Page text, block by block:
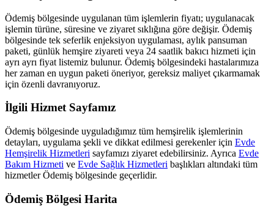
Ödemiş bölgesinde uygulanan tüm işlemlerin fiyatı; uygulanacak
işlemin türüne, süresine ve ziyaret sıklığına göre değişir. Ödemiş
bölgesinde tek seferlik enjeksiyon uygulaması, aylık pansuman
paketi, günlük hemşire ziyareti veya 24 saatlik bakıcı hizmeti için
ayrı ayrı fiyat listemiz bulunur. Ödemiş bölgesindeki hastalarımıza
her zaman en uygun paketi öneriyor, gereksiz maliyet çıkarmamak
için özenli davranıyoruz.
İlgili Hizmet Sayfamız
Ödemiş bölgesinde uyguladığımız tüm hemşirelik işlemlerinin
detayları, uygulama şekli ve dikkat edilmesi gerekenler için Evde
Hemşirelik Hizmetleri sayfamızı ziyaret edebilirsiniz. Ayrıca Evde
Bakım Hizmeti ve Evde Sağlık Hizmetleri başlıkları altındaki tüm
hizmetlerÖdemiş bölgesinde geçerlidir.
Ödemiş Bölgesi Harita